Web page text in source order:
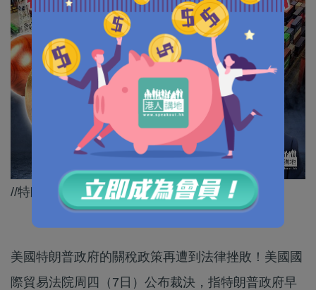
//特朗普嘅關稅政策再一次被指唔合法！//
美國特朗普政府的關稅政策再遭到法律挫敗！美國國
際貿易法院周四（7日）公布裁決，指特朗普政府早